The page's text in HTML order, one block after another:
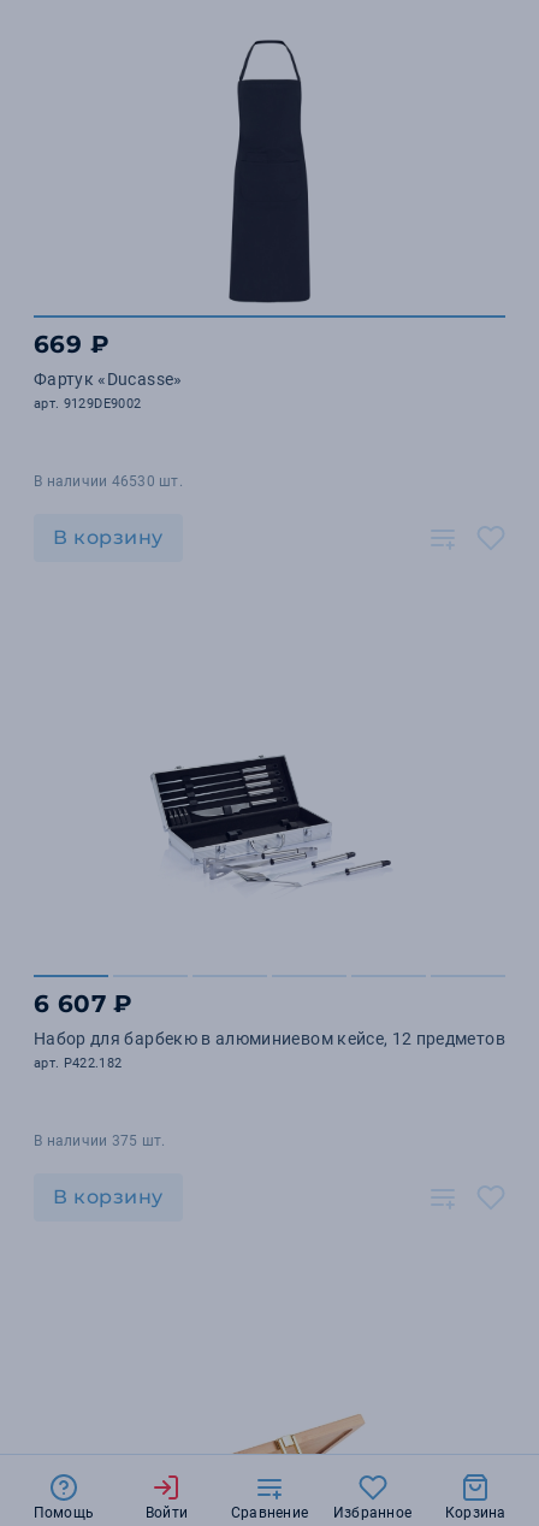
669 ₽
Фартук «Ducasse»
арт. 9129DE9002
В наличии 46530 шт.
В корзину
6 607 ₽
Набор для барбекю в алюминиевом кейсе, 12 предметов
арт. P422.182
В наличии 375 шт.
В корзину
Помощь Войти Сравнение Избранное Корзина